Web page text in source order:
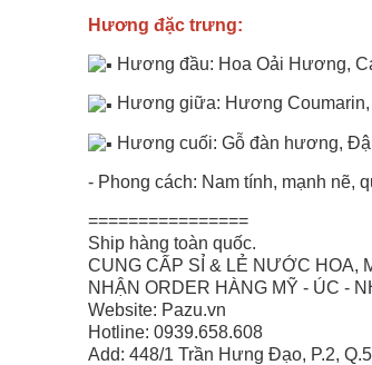
Hương đặc trưng:
Hương đầu: Hoa Oải Hương,
Hương giữa: Hương Coumarin,
Hương cuối: Gỗ đàn hương,
- Phong cách: Nam tính, mạnh nẽ,
================
Ship hàng toàn quốc.
CUNG CẤP SỈ & LẺ NƯỚC HOA,
NHẬN ORDER HÀNG MỸ - ÚC -
Website: Pazu.vn
Hotline: 0939.658.608
Add: 448/1 Trần Hưng Đạo, P.2,